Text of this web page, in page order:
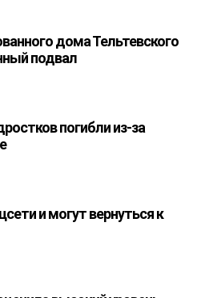
дома Тельтевского
подвал
погибли из-за
и могут вернуться к